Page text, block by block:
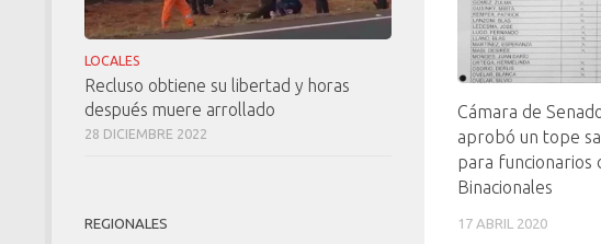
Cámara de
aprobó un tope
para funcionarios
Binacionales
17 ABRIL 2020
LOCALES
Recluso obtiene su libertad y horas
después muere arrollado
28 DICIEMBRE 2022
REGIONALES